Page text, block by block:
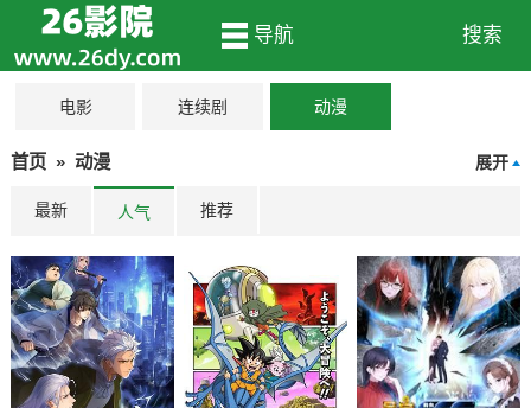
导航 搜索
电影 连续剧 动漫
首页 » 动漫 展开
最新 人气 推荐